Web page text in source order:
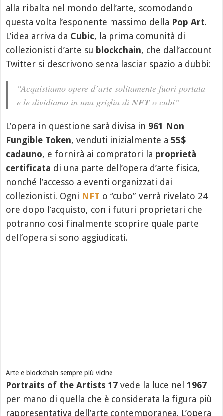
alla ribalta nel mondo dell’arte, scomodando
questa volta l’esponente massimo della Pop Art.
L’idea arriva da Cubic, la prima comunità di
collezionisti d’arte su blockchain, che dall’account
Twitter si descrivono senza lasciar spazio a dubbi:
“Acquistiamo opere d’arte solitamente fuori portata
e le dividiamo in una griglia diNFTo cubi”
L’opera in questione sarà divisa in 961 Non
Fungible Token, venduti inizialmente a55$
cadauno, e fornirà ai compratori la proprietà
certificata di una parte dell’opera d’arte fisica,
nonché l’accesso a eventi organizzati dai
collezionisti. Ogni NFT o “cubo” verrà rivelato 24
ore dopo l’acquisto, con i futuri proprietari che
potranno così finalmente scoprire quale parte
dell’opera si sono aggiudicati.
Arte e blockchain sempre più vicine
Portraits of the Artists 17 vede la luce nel1967
per mano di quella che è considerata la figura più
rappresentativa dell’arte contemporanea. L’opera